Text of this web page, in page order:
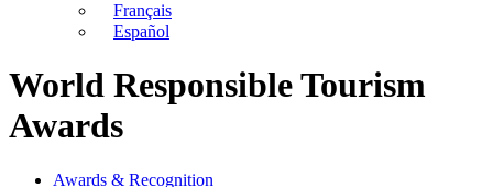
Français
Español
World Responsible Tourism
Awards
Awards & Recognition